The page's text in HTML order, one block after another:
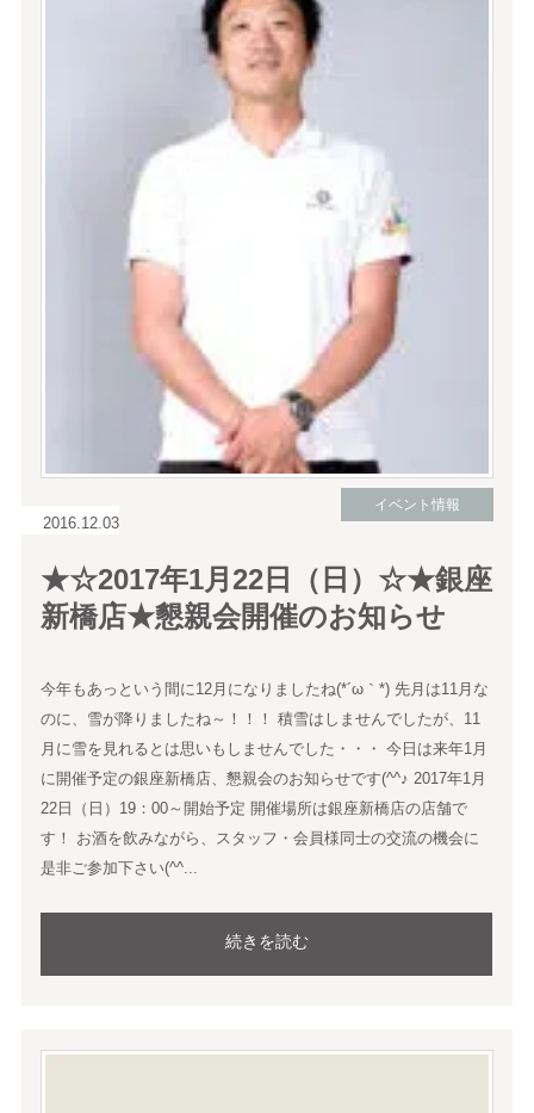
2016.12.03
イベント情報
★☆2017年1月22日（日）☆★銀座
新橋店★懇親会開催のお知らせ
今年もあっという間に12月になりましたね(*´ω｀*) 先月は11月な
のに、雪が降りましたね～！！！ 積雪はしませんでしたが、11
月に雪を見れるとは思いもしませんでした・・・ 今日は来年1月
に開催予定の銀座新橋店、懇親会のお知らせです(^^♪ 2017年1月
22日（日）19：00～開始予定 開催場所は銀座新橋店の店舗で
す！ お酒を飲みながら、スタッフ・会員様同士の交流の機会に
是非ご参加下さい(^^...
続きを読む